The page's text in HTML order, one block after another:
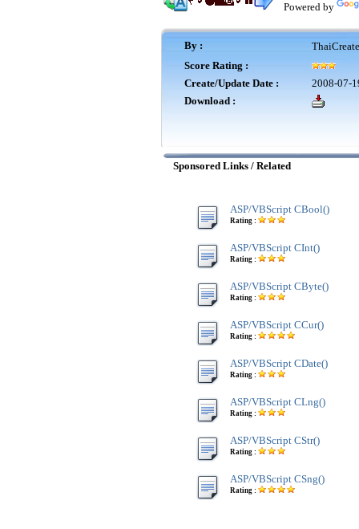
Powered by
By :
Score Rating :
Create/Update Date :
2008-07-
Download :
Sponsored Links / Related
ASP/VBScript CBool()
Rating :
ASP/VBScript CInt()
Rating :
ASP/VBScript CByte()
Rating :
ASP/VBScript CCur()
Rating :
ASP/VBScript CDate()
Rating :
ASP/VBScript CLng()
Rating :
ASP/VBScript CStr()
Rating :
ASP/VBScript CSng()
Rating :